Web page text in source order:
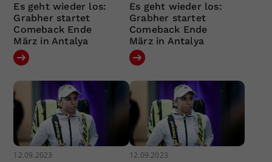
Es geht wieder los:
Grabher startet
Comeback Ende
März in Antalya
Es geht wieder los:
Grabher startet
Comeback Ende
März in Antalya
12.09.2023 12.09.2023